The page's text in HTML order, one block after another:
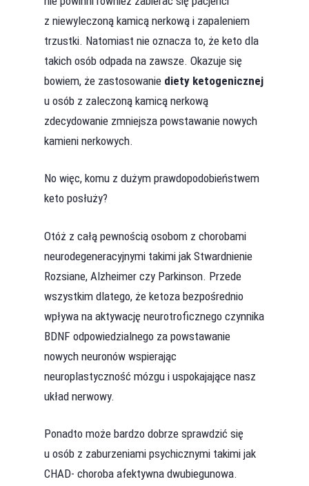
z niewyleczoną kamicą nerkową i zapaleniem
trzustki. Natomiast nie oznacza to, że keto dla
takich osób odpada na zawsze. Okazuje się
bowiem, że zastosowanie diety ketogenicznej
u osób z zaleczoną kamicą nerkową
zdecydowanie zmniejsza powstawanie nowych
kamieni nerkowych.
No więc, komu z dużym prawdopodobieństwem
keto posłuży?
Otóż z całą pewnością osobom z chorobami
neurodegeneracyjnymi takimi jak Stwardnienie
Rozsiane, Alzheimer czy Parkinson. Przede
wszystkim dlatego, że ketoza bezpośrednio
wpływa na aktywację neurotroficznego czynnika
BDNF odpowiedzialnego za powstawanie
nowych neuronów wspierając
neuroplastyczność mózgu i uspokajające nasz
układ nerwowy.
Ponadto może bardzo dobrze sprawdzić się
u osób z zaburzeniami psychicznymi takimi jak
CHAD- choroba afektywna dwubiegunowa.